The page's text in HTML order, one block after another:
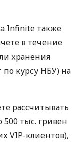
Infinite также
в течение
хранения
по курсу НБУ) на
рассчитывать
тыс. гривен
VIP-клиентов),